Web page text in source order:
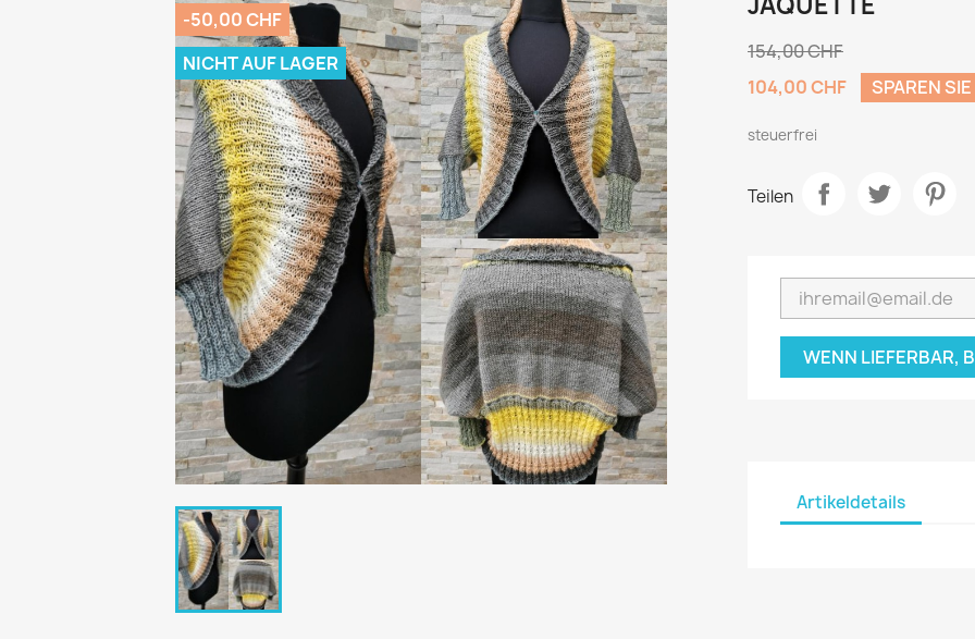
-50,00 CHF
NICHT AUF LAGER
154,00 CHF
104,00 CHF
SPAREN
steuerfrei
Teilen
WENN LIEFERBAR,
Artikeldetails